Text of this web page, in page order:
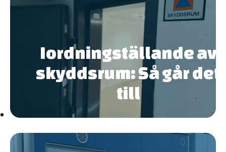
Iordningställande av
skyddsrum: Så går det
till